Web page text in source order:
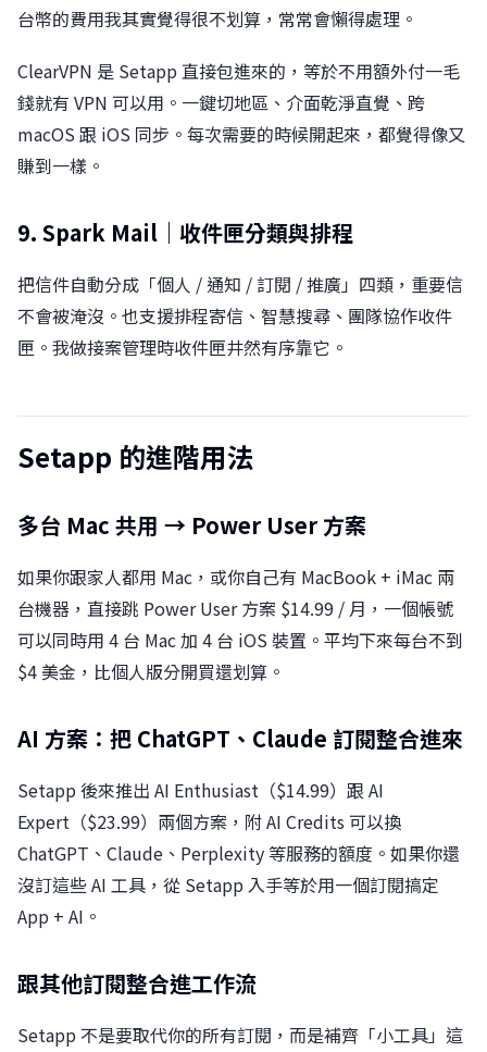
台幣的費用我其實覺得很不划算，常常會懶得處理。
ClearVPN 是 Setapp 直接包進來的，等於不用額外付一毛
錢就有 VPN 可以用。一鍵切地區、介面乾淨直覺、跨
macOS 跟 iOS 同步。每次需要的時候開起來，都覺得像又
賺到一樣。
9. Spark Mail｜收件匣分類與排程
把信件自動分成「個人 / 通知 / 訂閱 / 推廣」四類，重要信
不會被淹沒。也支援排程寄信、智慧搜尋、團隊協作收件
匣。我做接案管理時收件匣井然有序靠它。
Setapp 的進階用法
多台 Mac 共用 → Power User 方案
如果你跟家人都用 Mac，或你自己有 MacBook + iMac 兩
台機器，直接跳 Power User 方案 $14.99 / 月，一個帳號
可以同時用 4 台 Mac 加 4 台 iOS 裝置。平均下來每台不到
$4 美金，比個人版分開買還划算。
AI 方案：把 ChatGPT、Claude 訂閱整合進來
Setapp 後來推出 AI Enthusiast（$14.99）跟 AI
Expert（$23.99）兩個方案，附 AI Credits 可以換
ChatGPT、Claude、Perplexity 等服務的額度。如果你還
沒訂這些 AI 工具，從 Setapp 入手等於用一個訂閱搞定
App + AI。
跟其他訂閱整合進工作流
Setapp 不是要取代你的所有訂閱，而是補齊「小工具」這